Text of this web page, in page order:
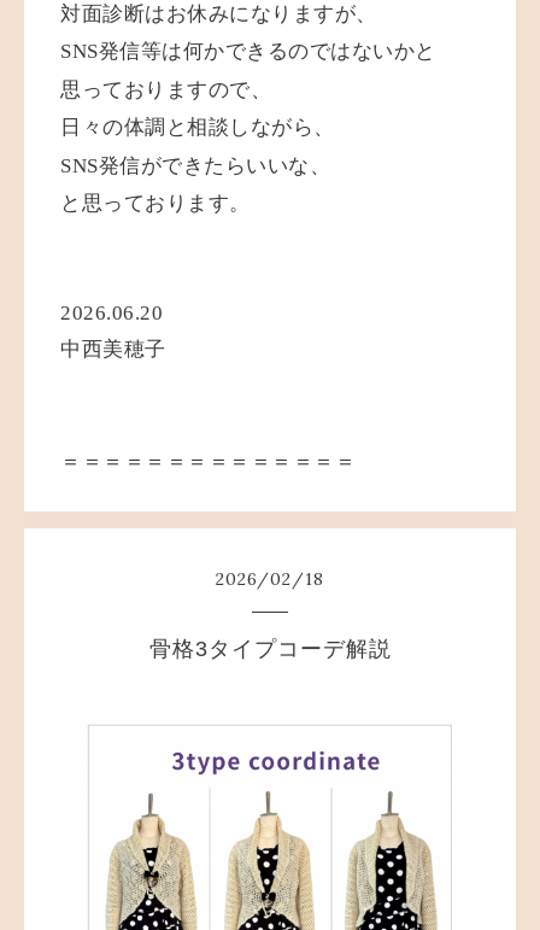
対面診断はお休みになりますが、
SNS発信等は何かできるのではないかと
思っておりますので、
日々の体調と相談しながら、
SNS発信ができたらいいな、
と思っております。
2026.06.20
中西美穂子
＝＝＝＝＝＝＝＝＝＝＝＝＝＝
2026/02/18
骨格3タイプコーデ解説